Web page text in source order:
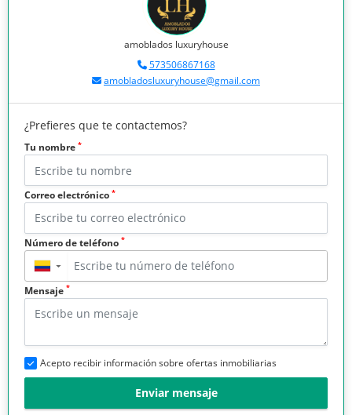
amoblados luxuryhouse
573506867168
amobladosluxuryhouse@gmail.com
¿Prefieres que te contactemos?
Tu nombre *
Correo electrónico *
Número de teléfono *
▼
Mensaje *
Acepto recibir información sobre ofertas inmobiliarias
Enviar mensaje